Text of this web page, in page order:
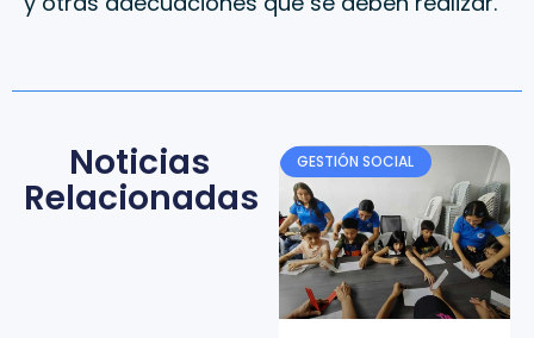
Noticias
Relacionadas
GESTIÓN SOCIAL